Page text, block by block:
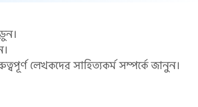
লেখকদের সাহিত্যকর্ম সম্পর্কে জানুন।